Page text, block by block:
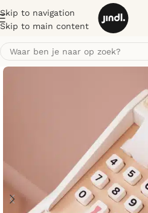
Skip to navigation
Skip to main content